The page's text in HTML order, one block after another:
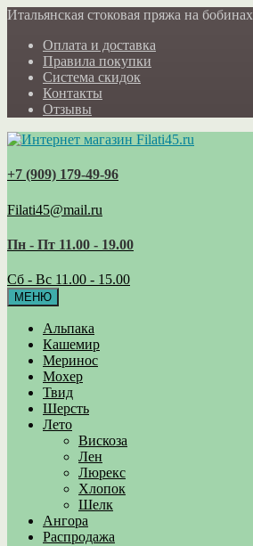
Итальянская стоковая пряжа на бобинах
Оплата и доставка
Правила покупки
Система скидок
Контакты
Отзывы
+7 (909) 179‑49-96
Filati45@mail.ru
Пн - Пт 11.00 - 19.00
Сб - Вс 11.00 - 15.00
МЕНЮ
Альпака
Кашемир
Меринос
Мохер
Твид
Шерсть
Лето
Вискоза
Лен
Люрекс
Хлопок
Шелк
Ангора
Распродажа